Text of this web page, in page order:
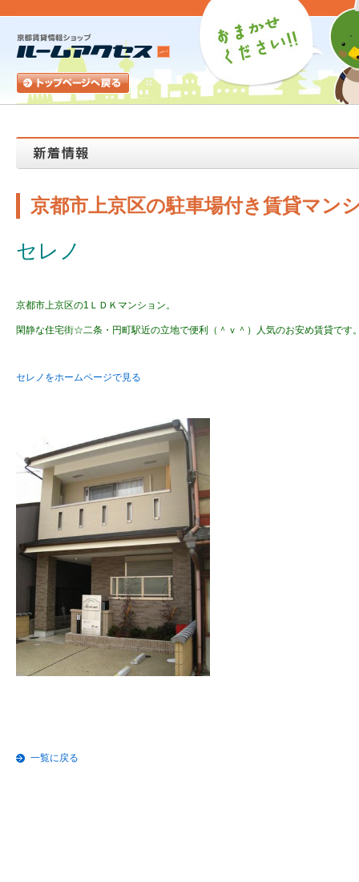
京都市上京区の駐車場付き賃貸マン
セレノ
京都市上京区の1ＬＤＫマンション。
閑静な住宅街☆二条・円町駅近の立地で便利（＾ｖ＾）人気のお安め賃貸です
セレノをホームページで見る
一覧に戻る